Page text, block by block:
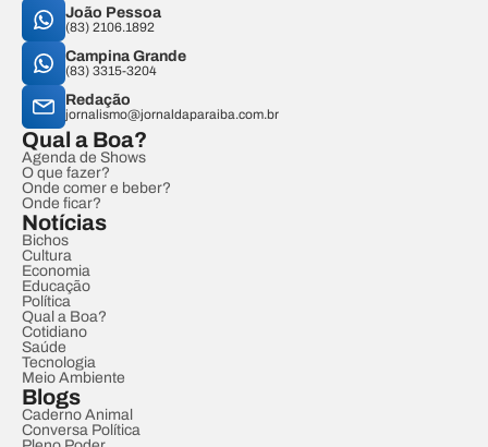
João Pessoa
(83) 2106.1892
Campina Grande
(83) 3315-3204
Redação
jornalismo@jornaldaparaiba.com.br
Qual a Boa?
Agenda de Shows
O que fazer?
Onde comer e beber?
Onde ficar?
Notícias
Bichos
Cultura
Economia
Educação
Política
Qual a Boa?
Cotidiano
Saúde
Tecnologia
Meio Ambiente
Blogs
Caderno Animal
Conversa Política